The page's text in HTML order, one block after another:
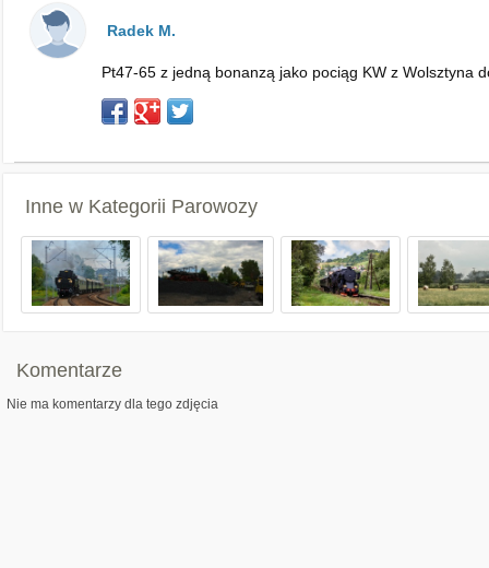
Radek M.
Pt47-65 z jedną bonanzą jako pociąg KW z Wolsztyna
Inne w Kategorii Parowozy
Komentarze
Nie ma komentarzy dla tego zdjęcia